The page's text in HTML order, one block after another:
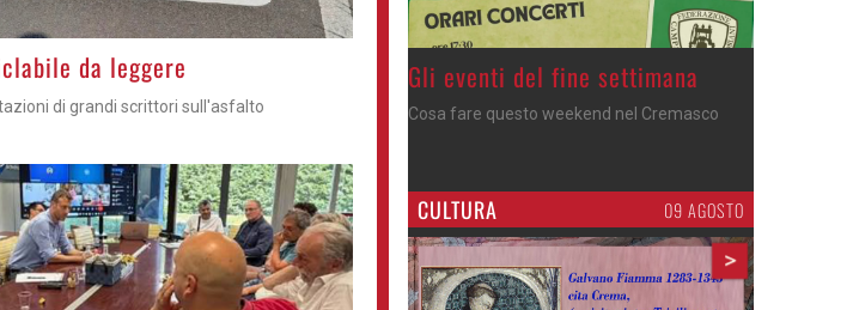
da leggere
di grandi scrittori sull'asfalto
Azzano - Cena in piazza
Sagra di San Lorenzo, con don Lorenzo
CULTURA 09 AGOSTO
>